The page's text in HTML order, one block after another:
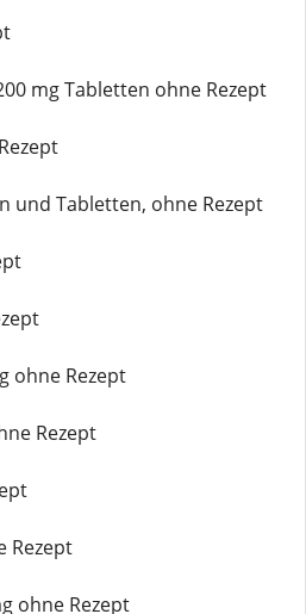
mg Tabletten ohne Rezept
und Tabletten, ohne Rezept
ohne Rezept
Rezept
Rezept
ohne Rezept